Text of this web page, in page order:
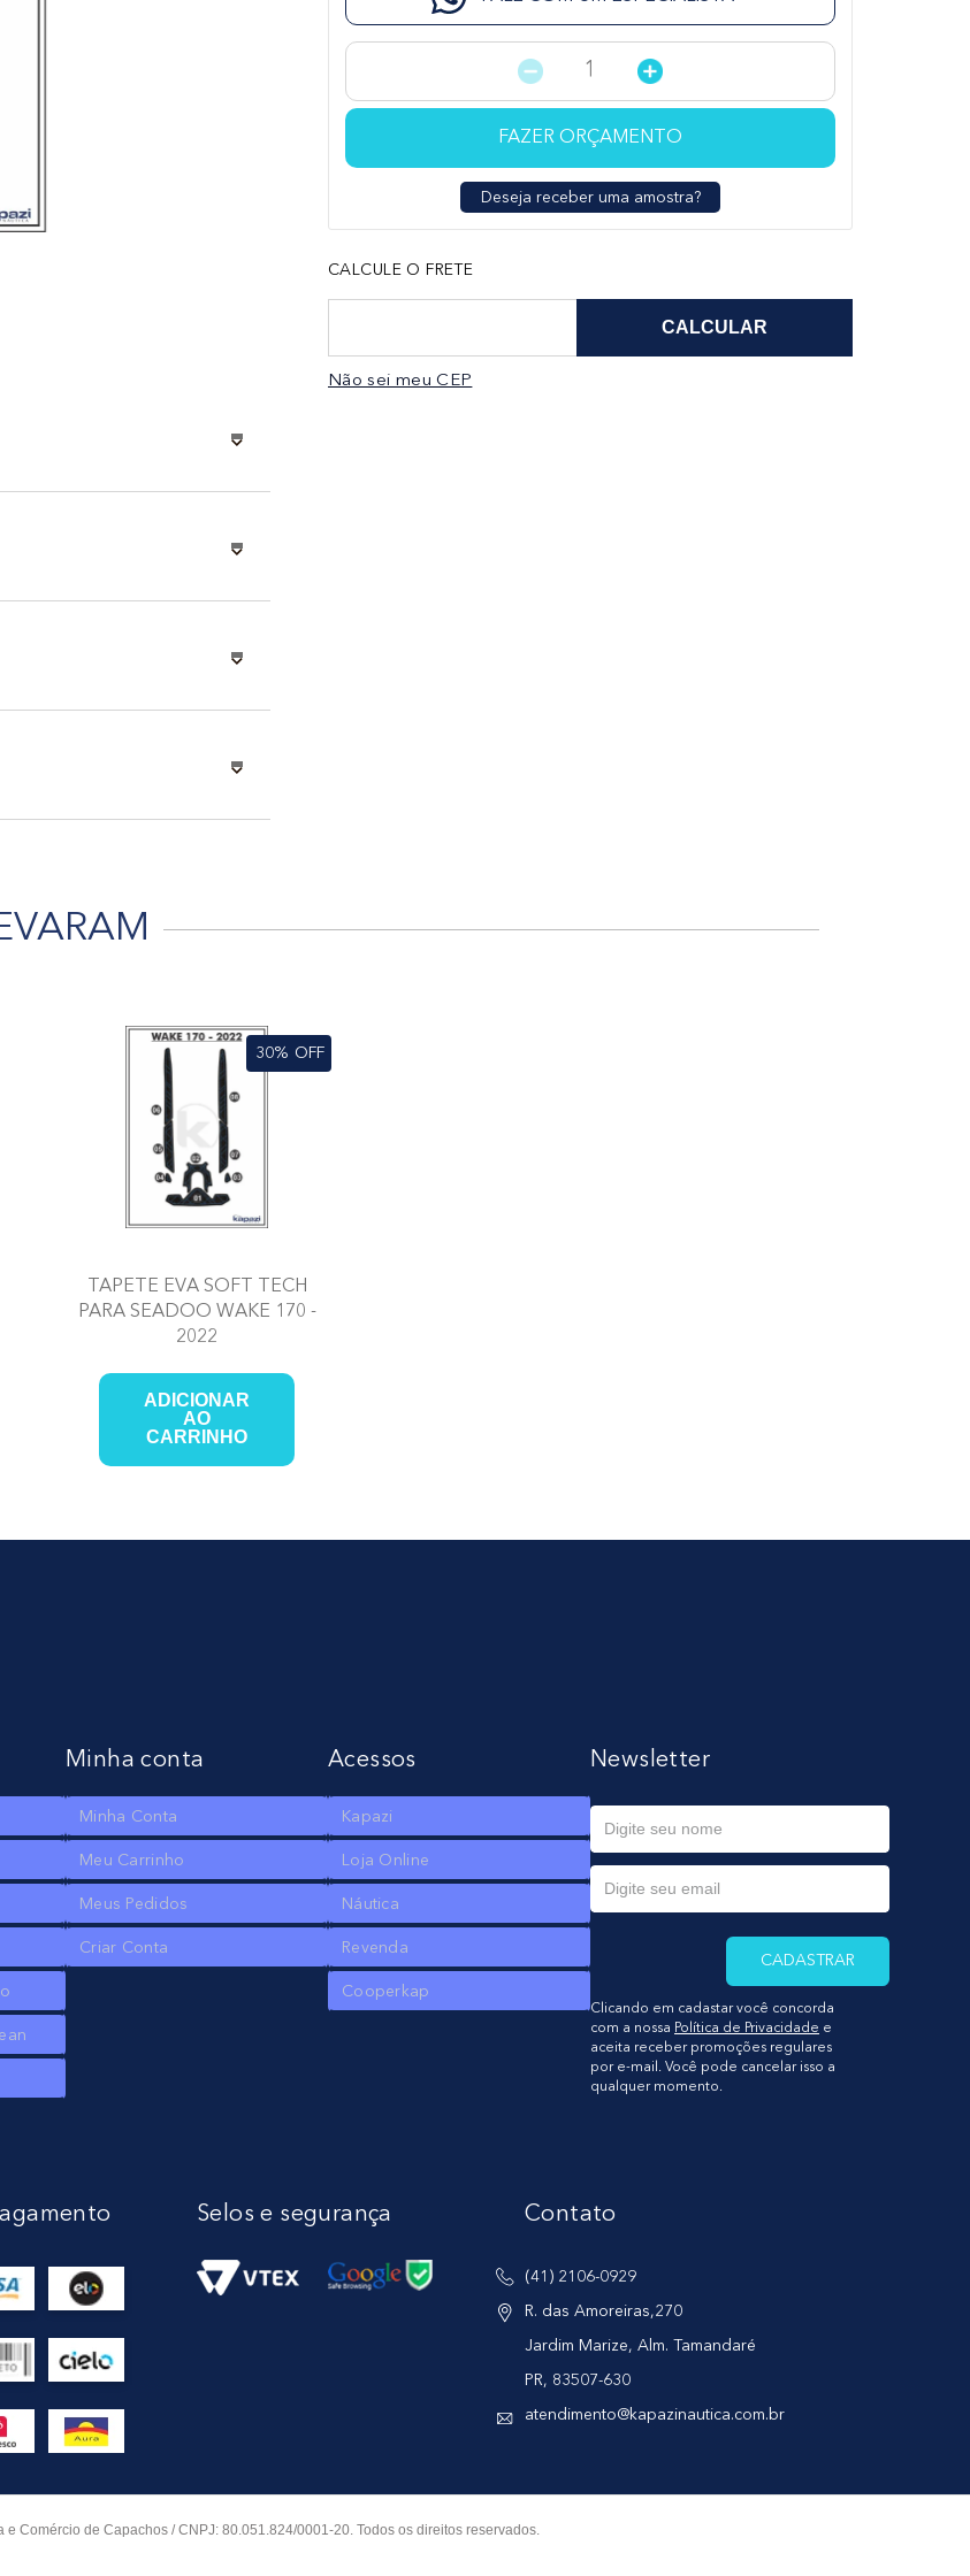
FAZER ORÇAMENTO
Deseja receber uma amostra?
CALCULE O FRETE
Não sei meu CEP
30% OFF
TAPETE EVA SOFT TECH
PARA SEADOO WAKE 170 -
2022
ADICIONAR
AO
CARRINHO
Minha conta
Minha Conta
Meu Carrinho
Meus Pedidos
Criar Conta
Acessos
Kapazi
Loja Online
Náutica
Revenda
Cooperkap
Newsletter
CADASTRAR
Clicando em cadastar você concorda
com a nossa Política de Privacidade e
aceita receber promoções regulares
por e-mail. Você pode cancelar isso a
qualquer momento.
Selos e segurança Contato
(41) 2106-0929
R. das Amoreiras,270
Jardim Marize, Alm. Tamandaré
PR, 83507-630
atendimento@kapazinautica.com.br
Comércio de Capachos / CNPJ: 80.051.824/0001-20. Todos os direitos reservados.